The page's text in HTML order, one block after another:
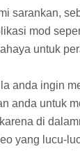
sarankan,
mod
untuk
anda ingin
anda untuk
di
yang lucu-